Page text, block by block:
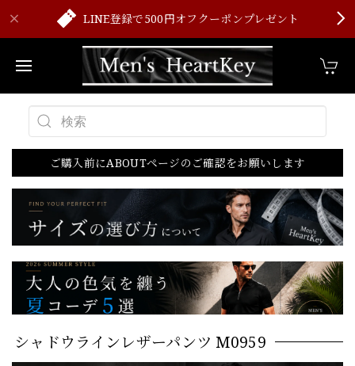
LINE登録で500円オフクーポンプレゼント
ご購入前にABOUTページのご確認をお願いします
シャドウラインレザーパンツ M0959